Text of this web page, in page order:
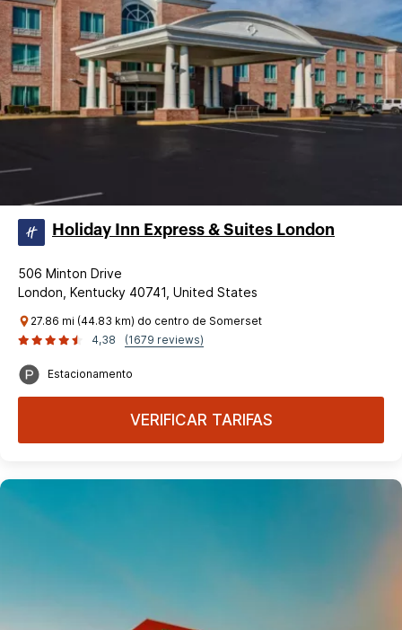
Holiday Inn Express & Suites London
506 Minton Drive
London, Kentucky 40741, United States
27.86 mi (44.83 km) do centro de Somerset
4,38
(1679 reviews)
Estacionamento
VERIFICAR TARIFAS